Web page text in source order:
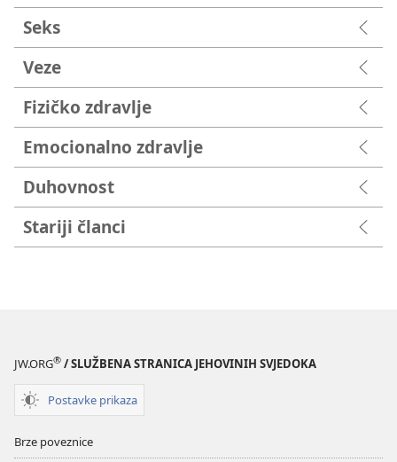
Seks
Veze
Fizičko zdravlje
Emocionalno zdravlje
Duhovnost
Stariji članci
JW.ORG® / SLUŽBENA STRANICA JEHOVINIH SVJEDOKA
Postavke prikaza
Brze poveznice